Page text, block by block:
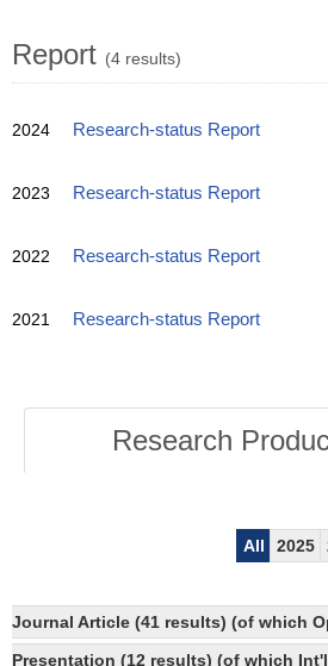
Report (4 results)
2024 Research-status Report
2023 Research-status Report
2022 Research-status Report
2021 Research-status Report
Research
All 2025
Journal Article (41 results) (of which
Presentation (12 results) (of which